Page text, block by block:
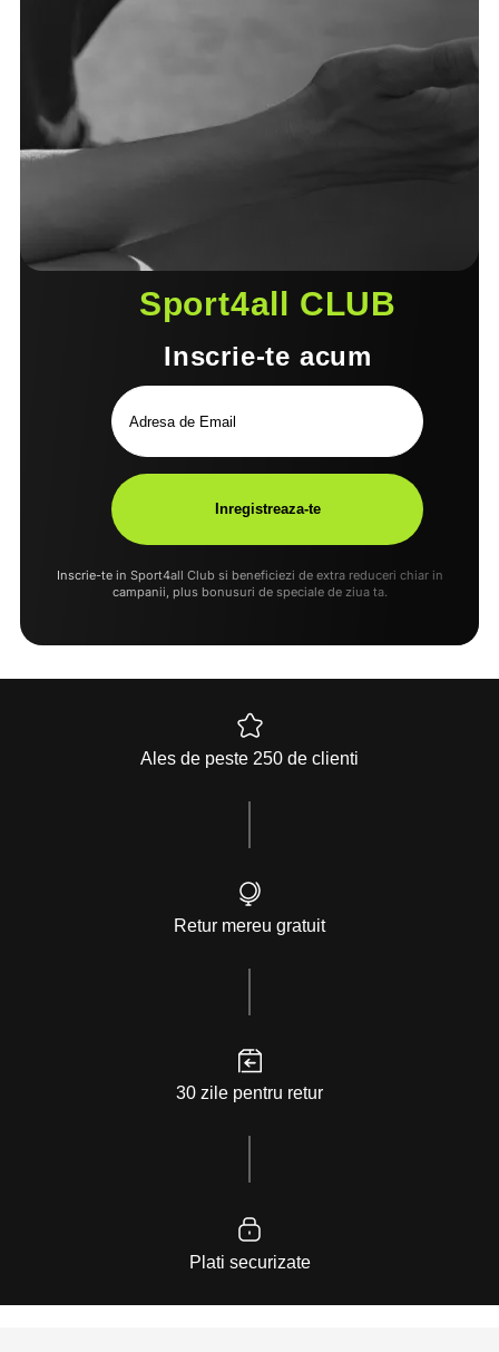
Sport4all CLUB
Inscrie-te acum
Inscrie-te in Sport4all Club si beneficiezi de extra reduceri chiar in
campanii, plus bonusuri de speciale de ziua ta.
Ales de peste 250 de clienti
Retur mereu gratuit
30 zile pentru retur
Plati securizate